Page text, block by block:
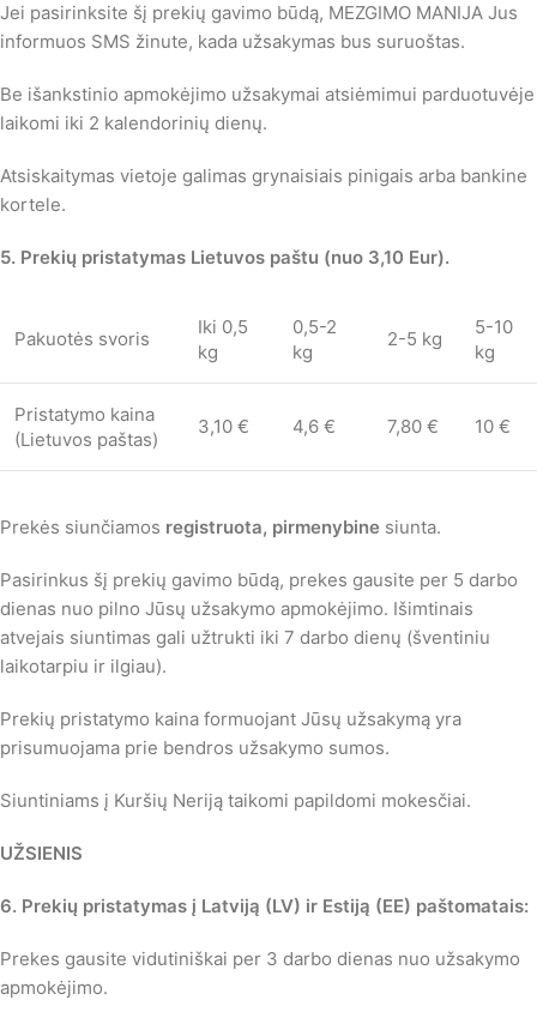
Jei pasirinksite šį prekių gavimo būdą, MEZGIMO MANIJA Jus
informuos SMS žinute, kada užsakymas bus suruoštas.
Be išankstinio apmokėjimo užsakymai atsiėmimui parduotuvėje
laikomi iki 2 kalendorinių dienų.
Atsiskaitymas vietoje galimas grynaisiais pinigais arba bankine
kortele.
5. Prekių pristatymas Lietuvos paštu (nuo 3,10 Eur).
Pakuotės svoris
Iki 0,5
kg
0,5-2
kg
2-5 kg
5-10
kg
Pristatymo kaina
(Lietuvos paštas)
3,10 € 4,6 € 7,80 € 10 €
Prekės siunčiamos registruota, pirmenybine siunta.
Pasirinkus šį prekių gavimo būdą, prekes gausite per 5 darbo
dienas nuo pilno Jūsų užsakymo apmokėjimo. Išimtinais
atvejais siuntimas gali užtrukti iki 7 darbo dienų (šventiniu
laikotarpiu ir ilgiau).
Prekių pristatymo kaina formuojant Jūsų užsakymą yra
prisumuojama prie bendros užsakymo sumos.
Siuntiniams į Kuršių Neriją taikomi papildomi mokesčiai.
UŽSIENIS
6. Prekių pristatymas į Latviją (LV) ir Estiją (EE) paštomatais:
Prekes gausite vidutiniškai per 3 darbo dienas nuo užsakymo
apmokėjimo.